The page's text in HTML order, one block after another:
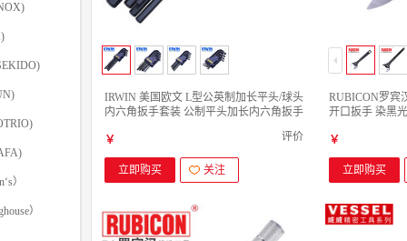
）
）
IRWIN 美国欧文 L型公英制加长平头/球头
内六角扳手套装 公制平头加长内六角扳手
评价
￥
立即购买 关注
RUBICON罗宾
开口扳手 染黑
￥
立即购买